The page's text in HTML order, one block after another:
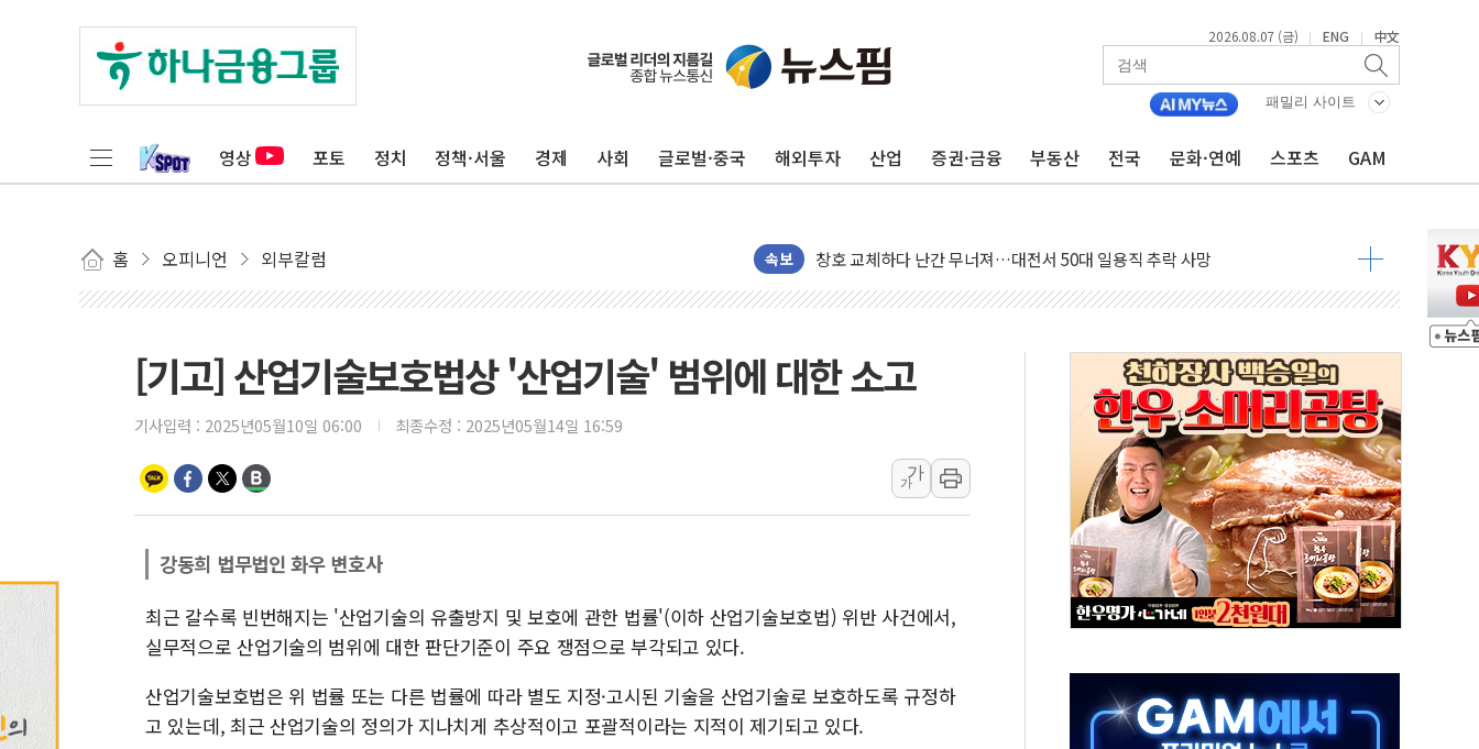
2026.08.07 (금) | ENG | 中文
패밀리 사이트
영상 포토 정치 정책·서울 경제 사회 글로벌·중국 해외투자 산업 증권·금융 부동산 전국 문화·연예 스포츠 GAM
홈 오피니언 외부칼럼 속보
종합특검, '尹 관저 이전 감사 무마' 유병호 구속 기소
코스피·코스닥 오전 동반 하락…내린 종목이 두 배 넘어
'입추'인데 연일 찜통더위…김성환 기후부 장관 "예측범위 벗어나도 즉시대응"
"최대 2시간 앞서 침수 예측"…건설연, AI 위험기상 기술 개발
창호 교체하다 난간 무너져…대전서 50대 일용직 추락 사망
장동혁 "규제와 대출 풀고 재개발·재건축 촉진하는 것이 부동산 정상화"
AI에 승부 건 네이버…내년 AI 팩토리 매출 본격화
日, 4~6월 105조원 환시 개입...4월 말 '56조원' 사상 최대
오렌지플래닛 창업재단, 스타트업 지원 프로그램 성료
경찰, '300억대 사기 혐의' 차가원 대표 구속 송치
장동혁 "집값 올려놓고 국민만 잡아"
[속보] '해병 순직 책임' 임성근 전 사단장 항소심도 징역 3년 선고
부동산정책 정상화 특별위원회 전체회의서 발언하는 장동혁 대표
경찰, '강북구 오피스텔 살인' 50대 남성 구속 송치
전국 그늘막 4만개 육박 7년 새 7배 늘었다...폭염 대책비는 8.6배 증가
美·日 환율공조에 유럽 패싱… '유로화 팔아 엔화 부양' 사후 통보만
구리값 사상 최고치…'닥터 코퍼'가 말하는 경기 신호가 달라졌다
[기고] 산업기술보호법상 '산업기술' 범위에 대한 소고
기사입력 : 2025년05월10일 06:00 최종수정 : 2025년05월14일 16:59
가
가
강동희 법무법인 화우 변호사
최근 갈수록 빈번해지는 '산업기술의 유출방지 및 보호에 관한 법률'(이하 산업기술보호법) 위반 사건에서,
실무적으로 산업기술의 범위에 대한 판단기준이 주요 쟁점으로 부각되고 있다.
산업기술보호법은 위 법률 또는 다른 법률에 따라 별도 지정·고시된 기술을 산업기술로 보호하도록 규정하
고 있는데, 최근 산업기술의 정의가 지나치게 추상적이고 포괄적이라는 지적이 제기되고 있다.